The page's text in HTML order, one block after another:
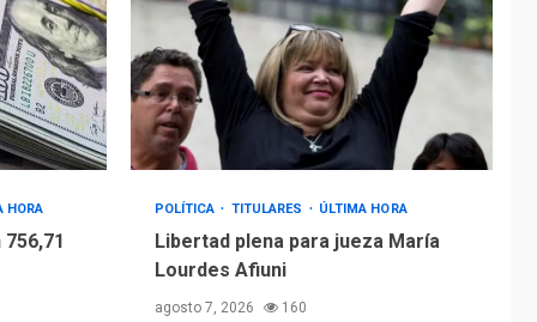
HORA POLÍTICA TITULARES ÚLTIMA HORA
Libertad plena para jueza María
Lourdes Afiuni
agosto 7, 2026 160